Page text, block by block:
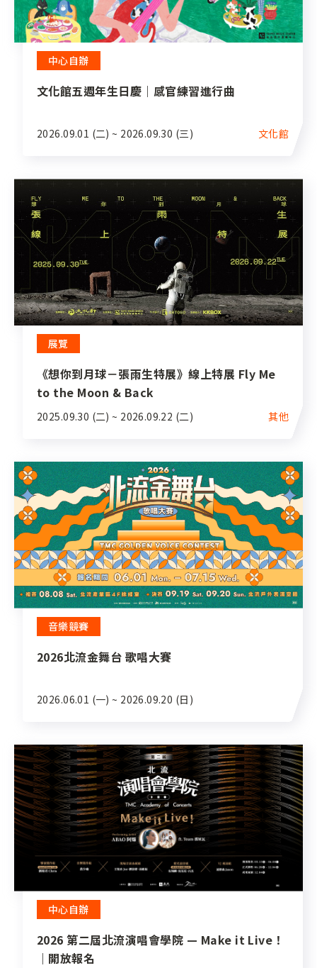
中心自辦
文化館五週年生日慶｜感官練習進行曲
2026.09.01 (二) ~ 2026.09.30 (三) 文化館
展覽
《想你到月球－張雨生特展》線上特展 Fly Me
to the Moon & Back
2025.09.30 (二) ~ 2026.09.22 (二) 其他
音樂競賽
2026北流金舞台 歌唱大賽
2026.06.01 (一) ~ 2026.09.20 (日)
中心自辦
2026 第二屆北流演唱會學院 — Make it Live！
｜開放報名